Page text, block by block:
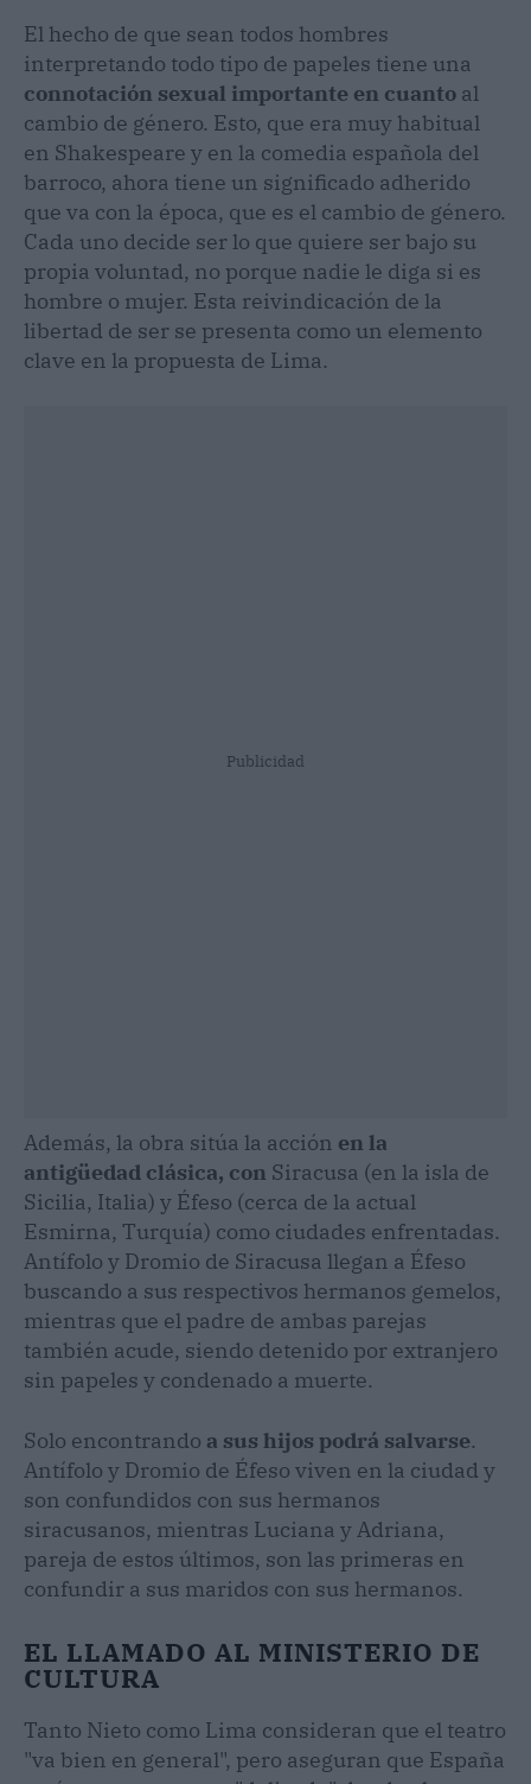
El hecho de que sean todos hombres
interpretando todo tipo de papeles tiene una
connotación sexual importante en cuanto al
cambio de género. Esto, que era muy habitual
en Shakespeare y en la comedia española del
barroco, ahora tiene un significado adherido
que va con la época, que es el cambio de género.
Cada uno decide ser lo que quiere ser bajo su
propia voluntad, no porque nadie le diga si es
hombre o mujer. Esta reivindicación de la
libertad de ser se presenta como un elemento
clave en la propuesta de Lima.
Publicidad
Además, la obra sitúa la acción en la
antigüedad clásica, con Siracusa (en la isla de
Sicilia, Italia) y Éfeso (cerca de la actual
Esmirna, Turquía) como ciudades enfrentadas.
Antífolo y Dromio de Siracusa llegan a Éfeso
buscando a sus respectivos hermanos gemelos,
mientras que el padre de ambas parejas
también acude, siendo detenido por extranjero
sin papeles y condenado a muerte.
Solo encontrando a sus hijos podrá salvarse.
Antífolo y Dromio de Éfeso viven en la ciudad y
son confundidos con sus hermanos
siracusanos, mientras Luciana y Adriana,
pareja de estos últimos, son las primeras en
confundir a sus maridos con sus hermanos.
EL LLAMADO AL MINISTERIO DE
CULTURA
Tanto Nieto como Lima consideran que el teatro
"va bien en general", pero aseguran que España